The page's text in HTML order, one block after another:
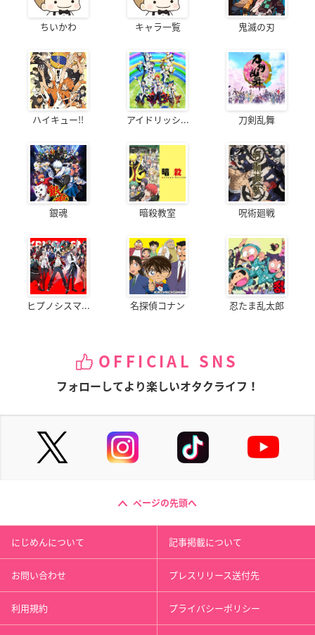
ちいかわ キャラ一覧 鬼滅の刃
ハイキュー!! アイドリッシ... 刀剣乱舞
銀魂 暗殺教室 呪術廻戦
ヒプノシスマ... 名探偵コナン 忍たま乱太郎
OFFICIAL SNS
フォローしてより楽しいオタクライフ！
ページの先頭へ
にじめんについて 記事掲載について
お問い合わせ プレスリリース送付先
利用規約 プライバシーポリシー